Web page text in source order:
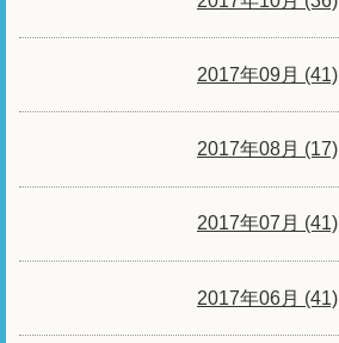
2017年09月 (41)
2017年08月 (17)
2017年07月 (41)
2017年06月 (41)